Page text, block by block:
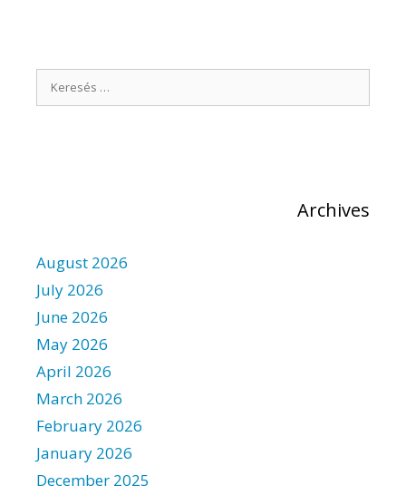
e
r
:
Archives
August 2026
July 2026
June 2026
May 2026
April 2026
March 2026
February 2026
January 2026
December 2025